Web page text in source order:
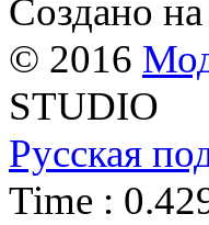
Создано
© 2016
STUDIO
Русская
Time :